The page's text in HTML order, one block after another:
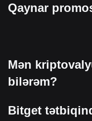
Qaynar
Mən
bilərəm?
Bitget